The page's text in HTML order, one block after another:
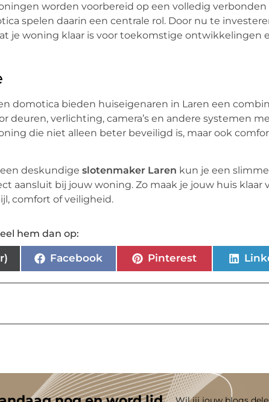
worden voorbereid op een volledig
spelen daarin een centrale rol. Door nu te
je woning klaar is voor toekomstige ontwikkelingen
domotica bieden huiseigenaren in Laren een
deuren, verlichting, camera’s en andere systemen
die niet alleen beter beveiligd is, maar ook
deskundige slotenmaker Laren kun je een
aansluit bij jouw woning. Zo maak je jouw huis klaar
comfort of veiligheid.
hem dan op:
Facebook Pinterest